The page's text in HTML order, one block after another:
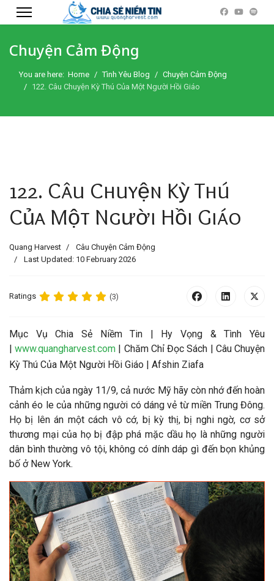
Chuyện Cảm Động
You are here: Home Tình Yêu Blog
Chuyện Cảm Động
122. Câu Chuyện Kỳ Thú Của Một Người Hồi Giáo
122. Câu Chuyện Kỳ Thú
Của Một Người Hồi Giáo
Quang Harvest
Câu Chuyện Cảm Động
Last Updated: 10 February 2026
Ratings (3)
Mục Vụ Chia Sẻ Niềm Tin | Hy Vọng & Tình Yêu
|www.quangharvest.com | Chăm Chỉ Đọc Sách | Câu Chuyện
Kỳ Thú Của Một Người Hồi Giáo | Afshin Ziafa
Thảm kịch của ngày 11/9, cả nước Mỹ hãy còn nhớđến hoàn
cảnh éo le của những người có dáng vẻ từ miền Trung Đông.
Họ bị lên án một cách vô cớ, bị kỳ thị, bị nghi ngờ, cơ sở
thương mại của họ bị đập phá mặc dầu họ là những người
dân bình thường vô tội, không có dính dáp gì đến bọn khủng
bố ở New York.